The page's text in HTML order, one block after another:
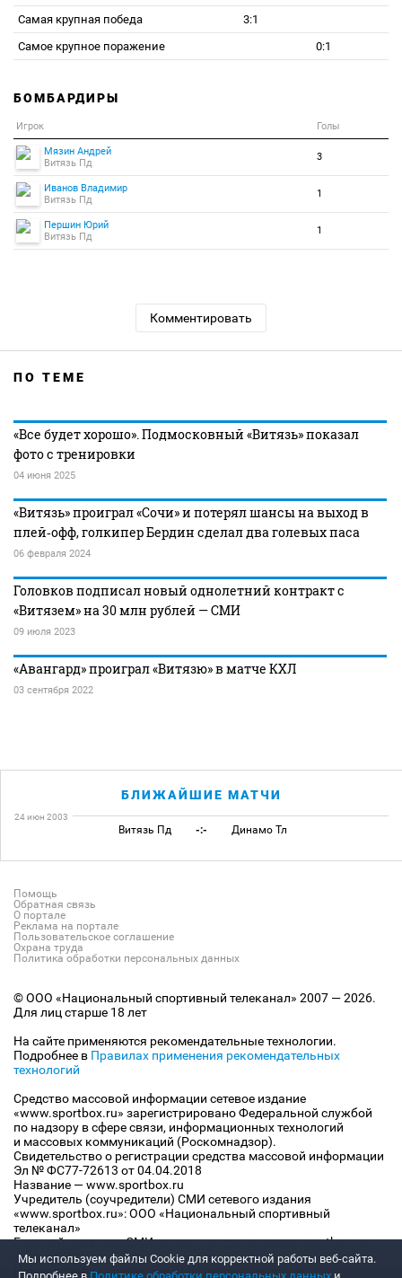
Самая крупная победа
3:1
Самое крупное поражение
0:1
БОМБАРДИРЫ
Игрок Голы
Мязин Андрей
Витязь Пд
3
Иванов Владимир
Витязь Пд
1
Першин Юрий
Витязь Пд
1
Комментировать
ПО ТЕМЕ
«Все будет хорошо». Подмосковный «Витязь» показал
фото с тренировки
04 июня 2025
«Витязь» проиграл «Сочи» и потерял шансы на выход в
плей‑офф, голкипер Бердин сделал два голевых паса
06 февраля 2024
Головков подписал новый однолетний контракт с
«Витязем» на 30 млн рублей — СМИ
09 июля 2023
«Авангард» проиграл «Витязю» в матче КХЛ
03 сентября 2022
БЛИЖАЙШИЕ МАТЧИ
24 июн 2003
Витязь Пд -:- Динамо Тл
Помощь
Обратная связь
О портале
Реклама на портале
Пользовательское соглашение
Охрана труда
Политика обработки персональных данных
© ООО «Национальный спортивный телеканал» 2007 — 2026.
Для лиц старше 18 лет
На сайте применяются рекомендательные технологии.
Подробнее в Правилах применения рекомендательных
технологий
Средство массовой информации сетевое издание
«www.sportbox.ru» зарегистрировано Федеральной службой
по надзору в сфере связи, информационных технологий
и массовых коммуникаций (Роскомнадзор).
Свидетельство о регистрации средства массовой информации
Эл № ФС77-72613 от 04.04.2018
Название — www.sportbox.ru
Учредитель (соучредители) СМИ сетевого издания
«www.sportbox.ru»: ООО «Национальный спортивный
телеканал»
Главный редактор СМИ сетевого издания «www.sportbox.ru»:
Конов В.А.
Номер телефона редакции СМИ сетевого издания
Мы используем файлы Сookie для корректной работы веб-сайта.